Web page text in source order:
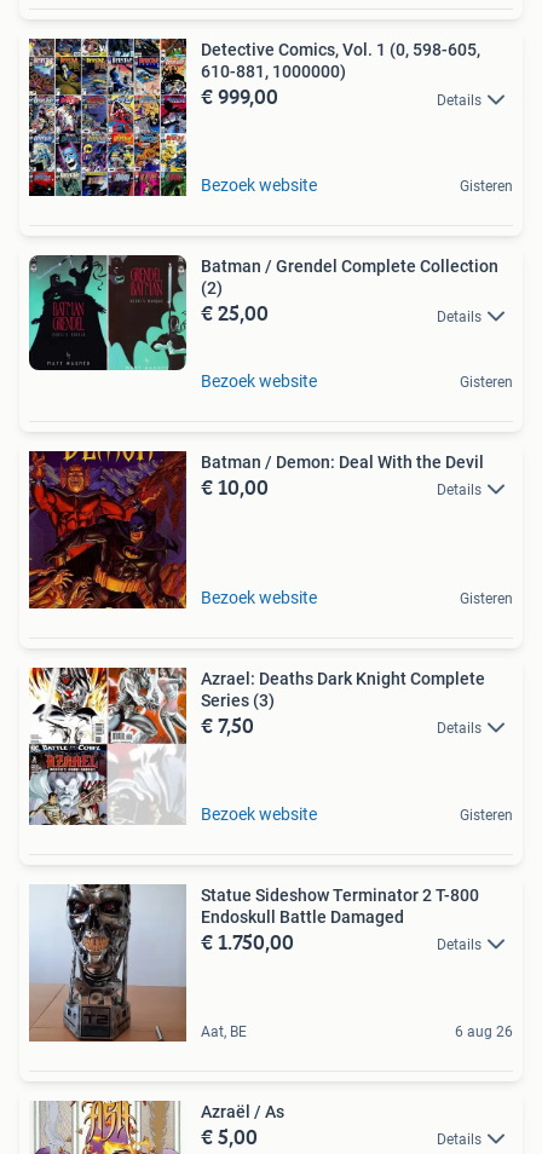
Detective Comics, Vol. 1 (0, 598-605,
610-881, 1000000)
€ 999,00 Details
Bezoek website Gisteren
Batman / Grendel Complete Collection
(2)
€ 25,00 Details
Bezoek website Gisteren
Batman / Demon: Deal With the Devil
€ 10,00 Details
Bezoek website Gisteren
Azrael: Deaths Dark Knight Complete
Series (3)
€ 7,50 Details
Bezoek website Gisteren
Statue Sideshow Terminator 2 T-800
Endoskull Battle Damaged
€ 1.750,00 Details
Aat, BE 6 aug 26
Azraël / As
€ 5,00 Details